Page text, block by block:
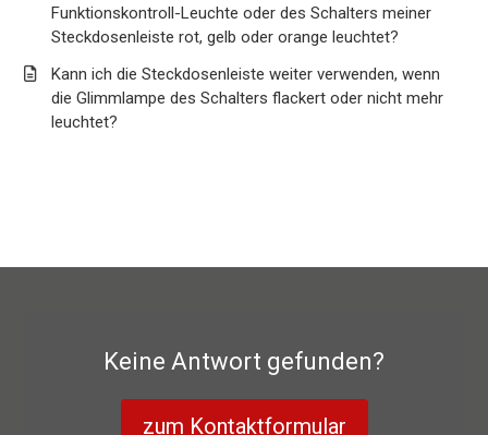
Funktionskontroll-Leuchte oder des Schalters meiner
Steckdosenleiste rot, gelb oder orange leuchtet?
Kann ich die Steckdosenleiste weiter verwenden, wenn
die Glimmlampe des Schalters flackert oder nicht mehr
leuchtet?
Keine Antwort gefunden?
zum Kontaktformular